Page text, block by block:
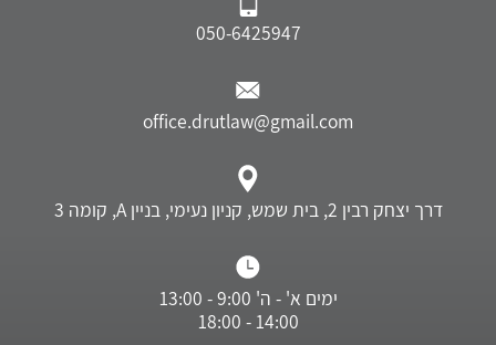
050-6425947
office.drutlaw@gmail.com
דרך יצחק רבין 2, בית שמש, קניון נעימי, בניין A, קומה 3
ימים א' - ה' 9:00 - 13:00
14:00 - 18:00